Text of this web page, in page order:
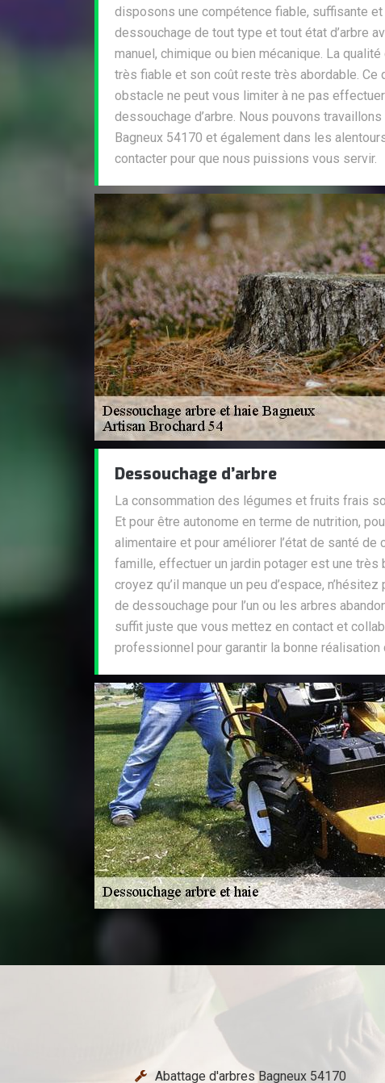
disposons une compétence fiable, suffisante
dessouchage de tout type et tout état d’arbre
manuel, chimique ou bien mécanique. La
très fiable et son coût reste très abordable. Ce
obstacle ne peut vous limiter à ne pas
dessouchage d’arbre. Nous pouvons
Bagneux 54170 et également dans les
contacter pour que nous puissions vous servir.
Dessouchage d’arbre
La consommation des légumes et fruits frais
Et pour être autonome en terme de nutrition,
alimentaire et pour améliorer l’état de santé de
famille, effectuer un jardin potager est une très
croyez qu’il manque un peu d’espace,
de dessouchage pour l’un ou les arbres
suffit juste que vous mettez en contact et
professionnel pour garantir la bonne réalisation
Abattage d'arbres Bagneux 54170